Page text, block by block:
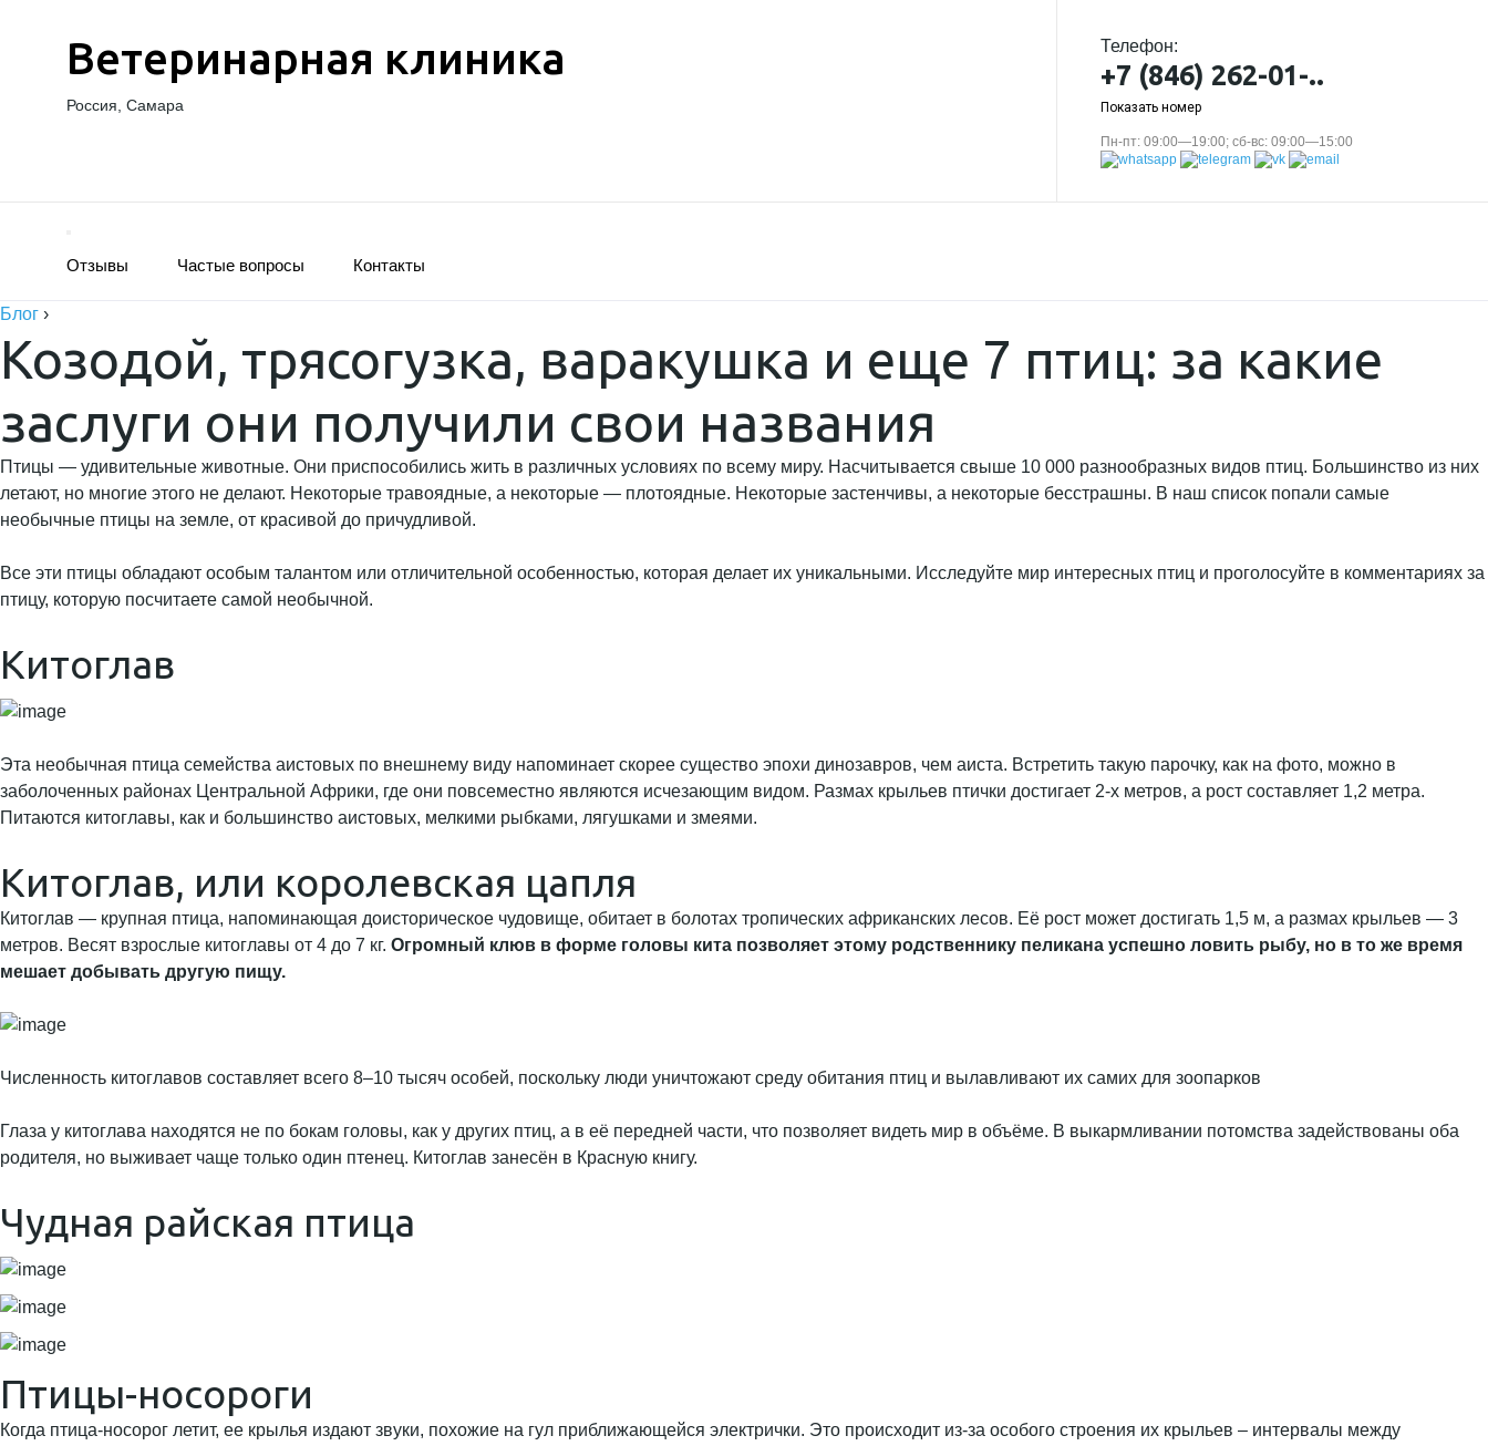
Ветеринарная клиника
Россия, Самара
Телефон:
+7 (846) 262-01-..
Показать номер
Пн-пт: 09:00—19:00; сб-вс: 09:00—15:00
Отзывы Частые вопросы Контакты
Блог ›
Козодой, трясогузка, варакушка и еще 7 птиц: за какие
заслуги они получили свои названия
Птицы — удивительные животные. Они приспособились жить в различных условиях по всему миру. Насчитывается свыше 10 000 разнообразных видов птиц. Большинство из них
летают, но многие этого не делают. Некоторые травоядные, а некоторые — плотоядные. Некоторые застенчивы, а некоторые бесстрашны. В наш список попали самые
необычные птицы на земле, от красивой до причудливой.
Все эти птицы обладают особым талантом или отличительной особенностью, которая делает их уникальными. Исследуйте мир интересных птиц и проголосуйте в комментариях за
птицу, которую посчитаете самой необычной.
Китоглав
Эта необычная птица семейства аистовых по внешнему виду напоминает скорее существо эпохи динозавров, чем аиста. Встретить такую парочку, как на фото, можно в
заболоченных районах Центральной Африки, где они повсеместно являются исчезающим видом. Размах крыльев птички достигает 2-х метров, а рост составляет 1,2 метра.
Питаются китоглавы, как и большинство аистовых, мелкими рыбками, лягушками и змеями.
Китоглав, или королевская цапля
Китоглав — крупная птица, напоминающая доисторическое чудовище, обитает в болотах тропических африканских лесов. Её рост может достигать 1,5 м, а размах крыльев — 3
метров. Весят взрослые китоглавы от 4 до 7 кг. Огромный клюв в форме головы кита позволяет этому родственнику пеликана успешно ловить рыбу, но в то же время
мешает добывать другую пищу.
Численность китоглавов составляет всего 8–10 тысяч особей, поскольку люди уничтожают среду обитания птиц и вылавливают их самих для зоопарков
Глаза у китоглава находятся не по бокам головы, как у других птиц, а в её передней части, что позволяет видеть мир в объёме. В выкармливании потомства задействованы оба
родителя, но выживает чаще только один птенец. Китоглав занесён в Красную книгу.
Чудная райская птица
Птицы-носороги
Когда птица-носорог летит, ее крылья издают звуки, похожие на гул приближающейся электрички. Это происходит из-за особого строения их крыльев – интервалы между